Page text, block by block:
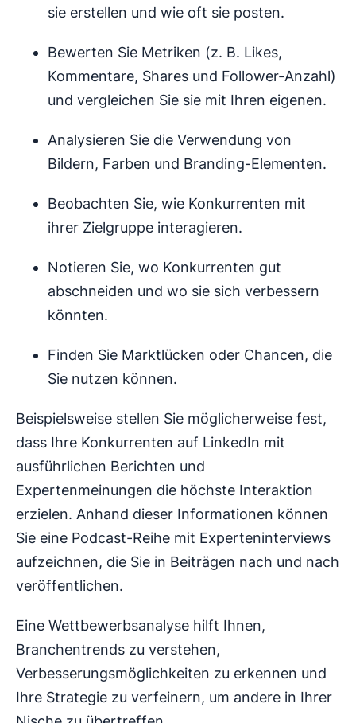
sie erstellen und wie oft sie posten.
Bewerten Sie Metriken (z. B. Likes,
Kommentare, Shares und Follower-Anzahl)
und vergleichen Sie sie mit Ihren eigenen.
Analysieren Sie die Verwendung von
Bildern, Farben und Branding-Elementen.
Beobachten Sie, wie Konkurrenten mit
ihrer Zielgruppe interagieren.
Notieren Sie, wo Konkurrenten gut
abschneiden und wo sie sich verbessern
könnten.
Finden Sie Marktlücken oder Chancen, die
Sie nutzen können.
Beispielsweise stellen Sie möglicherweise fest,
dass Ihre Konkurrenten auf LinkedIn mit
ausführlichen Berichten und
Expertenmeinungen die höchste Interaktion
erzielen. Anhand dieser Informationen können
Sie eine Podcast-Reihe mit Experteninterviews
aufzeichnen, die Sie in Beiträgen nach und nach
veröffentlichen.
Eine Wettbewerbsanalyse hilft Ihnen,
Branchentrends zu verstehen,
Verbesserungsmöglichkeiten zu erkennen und
Ihre Strategie zu verfeinern, um andere in Ihrer